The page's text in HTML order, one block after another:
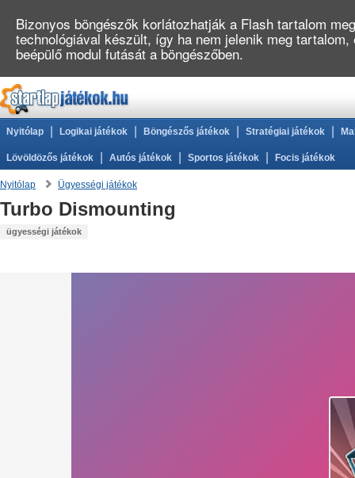
Nyitólap Logikai játékok Böngészős játékok Stratégiai játékok
Lövöldözős játékok Autós játékok Sportos játékok Focis játékok
Nyitólap Ügyességi játékok
Turbo Dismounting
ügyességi játékok
Bizonyos böngészők korlátozhatják a Flash tartalom
technológiával készült, így ha nem jelenik meg
beépülő modul futását a böngészőben.